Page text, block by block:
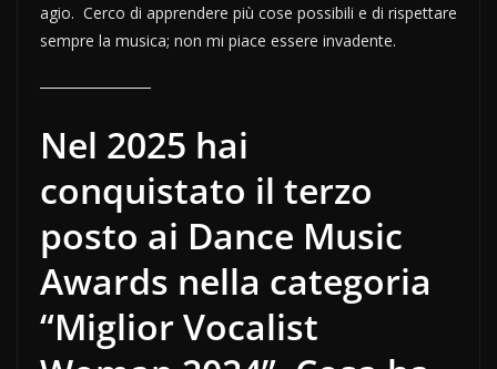
agio. Cerco di apprendere più cose possibili e di rispettare
sempre la musica; non mi piace essere invadente.
Nel 2025 hai
conquistato il terzo
posto ai Dance Music
Awards nella categoria
“Miglior Vocalist